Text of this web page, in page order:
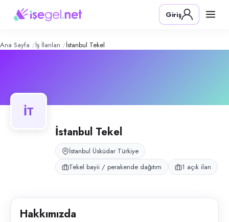
tekel– Şirket Profili
Konum:
istanbul tekel, Üsküdar, İstanbul bölgesinde tekel bayii / perakende
Giriş
Ana Sayfa İş İlanları İstanbul Tekel
İT
İstanbul Tekel
İstanbul Üsküdar Türkiye
Tekel bayii / perakende dağıtım
1 açık ilan
Hakkımızda